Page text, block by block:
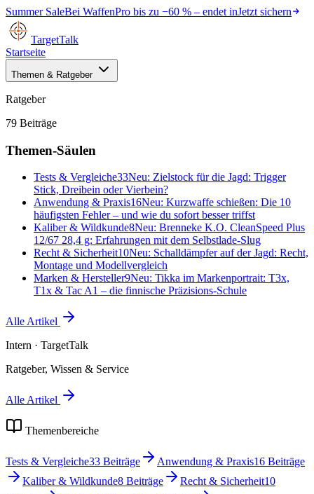
Summer SaleBei WaffenPro bis zu −60 % – endet inJetzt sichern
TargetTalk
Startseite
Themen & Ratgeber
Ratgeber
79 Beiträge
Themen-Säulen
Tests & Vergleiche33Neu: Zielstock für die Jagd: Trigger
Stick, Dreibein oder Vierbein?
Anwendung & Praxis16Neu: Kurzwaffe schießen: Die 10
häufigsten Fehler – und wie du sofort besser triffst
Kaliber & Wildkunde8Neu: Brenneke K.O. CleanSpeed Plus
12/67 28,4 g: Erfahrungen mit dem Selbstlade-Slug
Recht & Sicherheit10Neu: Schalldämpfer auf der Jagd: Recht,
Montage und Modellvergleich
Marken & Hersteller9Neu: Tikka im Markenportrait: T3x,
T1x & Tac A1 – die finnische Präzisions-Schule
Alle Artikel
Intern · TargetTalk
Ratgeber, Wissen & Service
Alle Artikel
Themenbereiche
Tests & Vergleiche33 Beiträge Anwendung & Praxis16 Beiträge
Kaliber & Wildkunde8 Beiträge Recht & Sicherheit10